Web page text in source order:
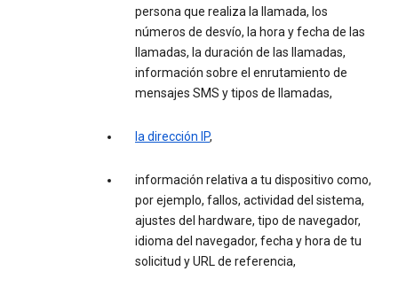
persona que realiza la llamada, los
números de desvío, la hora y fecha de las
llamadas, la duración de las llamadas,
información sobre el enrutamiento de
mensajes SMS y tipos de llamadas,
la dirección IP,
información relativa a tu dispositivo como,
por ejemplo, fallos, actividad del sistema,
ajustes del hardware, tipo de navegador,
idioma del navegador, fecha y hora de tu
solicitud y URL de referencia,